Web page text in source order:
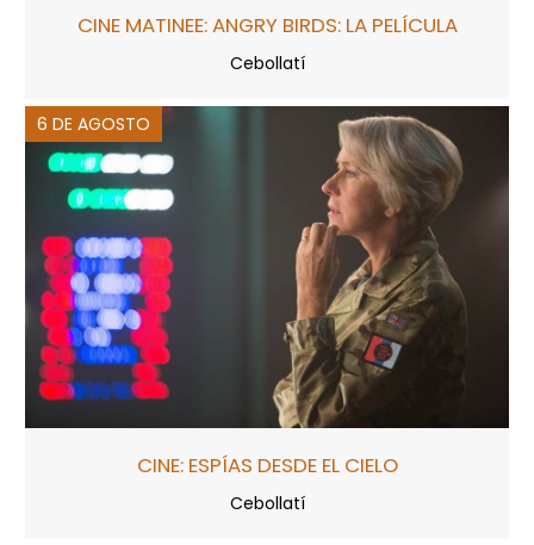
CINE MATINEE: ANGRY BIRDS: LA PELÍCULA
Cebollatí
6 DE AGOSTO
CINE: ESPÍAS DESDE EL CIELO
Cebollatí